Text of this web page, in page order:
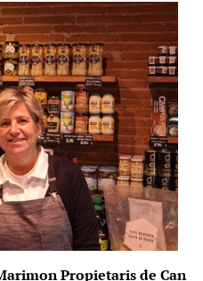
Propietaris de Can